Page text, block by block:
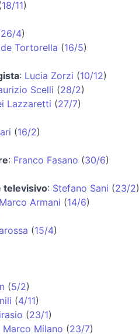
18/11)
26/4)
Tortorella (16/5)
: Lucia Zorzi (10/12)
Scelli (28/2)
Lazzaretti (27/7)
(16/2)
: Franco Fasano (30/6)
televisivo: Stefano Sani (23/2)
Marco Armani (14/6)
(15/4)
(5/2)
(4/11)
(23/1)
Marco Milano (23/7)